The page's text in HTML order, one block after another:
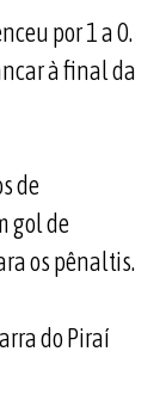
por 1 a 0.
à final da
de
gol de
os pênaltis.
do Piraí